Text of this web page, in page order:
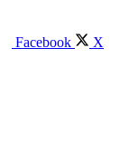
Facebook X